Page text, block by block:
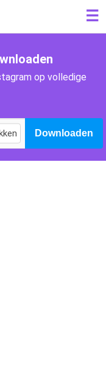
☰
op volledige
Downloaden